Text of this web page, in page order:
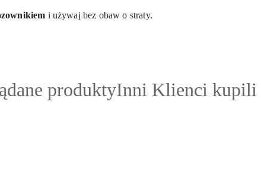
i używaj bez obaw o straty.
produktyProdukty
Inni Klienci kupili